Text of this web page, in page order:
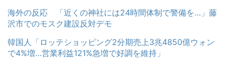
海外の反応 「近くの神社には24時間体制で警備を…」藤
沢市でのモスク建設反対デモ
韓国人「ロッテショッピング2分期売上3兆4850億ウォン
で4%増…営業利益121%急増で好調を維持」